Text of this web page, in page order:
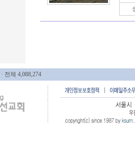
· 전체 4,088,274